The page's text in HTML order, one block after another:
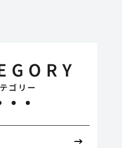
ゴリー